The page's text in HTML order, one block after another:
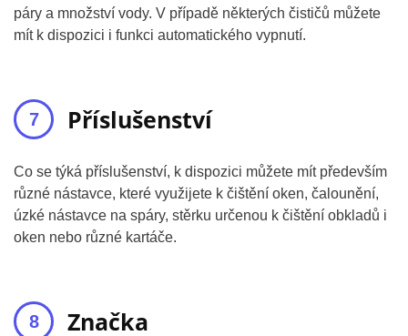
páry a množství vody. V případě některých čističů můžete
mít k dispozici i funkci automatického vypnutí.
Příslušenství
Co se týká příslušenství, k dispozici můžete mít především
různé nástavce, které využijete k čištění oken, čalounění,
úzké nástavce na spáry, stěrku určenou k čištění obkladů i
oken nebo různé kartáče.
Značka